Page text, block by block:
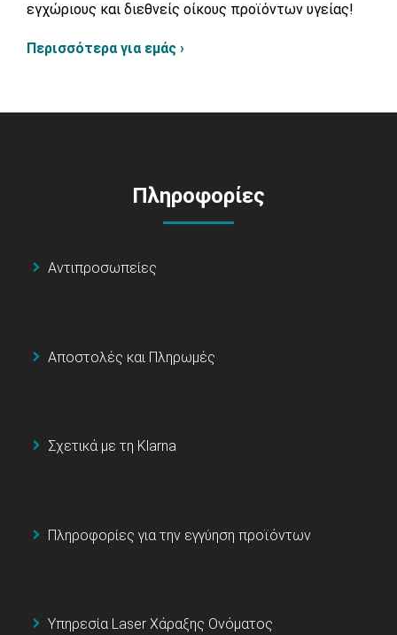
εγχώριους και διεθνείς οίκους προϊόντων υγείας!
Περισσότερα για εμάς ›
Πληροφορίες
Αντιπροσωπείες
Αποστολές και Πληρωμές
Σχετικά με τη Klarna
Πληροφορίες για την εγγύηση προϊόντων
Υπηρεσία Laser Χάραξης Ονόματος